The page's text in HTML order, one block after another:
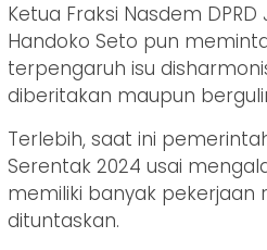
Ketua Fraksi Nasdem
Handoko Seto pun
terpengaruh isu
diberitakan maupun
Terlebih, saat ini
Serentak 2024 usai
memiliki banyak pekerjaan
dituntaskan.